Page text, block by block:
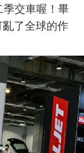
交車喔！畢
了全球的作